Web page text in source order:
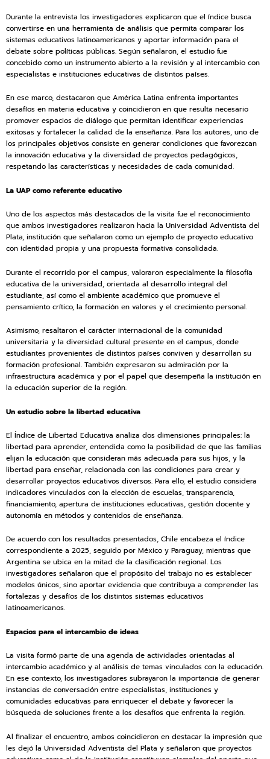
Durante la entrevista los investigadores explicaron que el índice busca
convertirse en una herramienta de análisis que permita comparar los
sistemas educativos latinoamericanos y aportar información para el
debate sobre políticas públicas. Según señalaron, el estudio fue
concebido como un instrumento abierto a la revisión y al intercambio con
especialistas e instituciones educativas de distintos países.
En ese marco, destacaron que América Latina enfrenta importantes
desafíos en materia educativa y coincidieron en que resulta necesario
promover espacios de diálogo que permitan identificar experiencias
exitosas y fortalecer la calidad de la enseñanza. Para los autores, uno de
los principales objetivos consiste en generar condiciones que favorezcan
la innovación educativa y la diversidad de proyectos pedagógicos,
respetando las características y necesidades de cada comunidad.
La UAP como referente educativo
Uno de los aspectos más destacados de la visita fue el reconocimiento
que ambos investigadores realizaron hacia la Universidad Adventista del
Plata, institución que señalaron como un ejemplo de proyecto educativo
con identidad propia y una propuesta formativa consolidada.
Durante el recorrido por el campus, valoraron especialmente la filosofía
educativa de la universidad, orientada al desarrollo integral del
estudiante, así como el ambiente académico que promueve el
pensamiento crítico, la formación en valores y el crecimiento personal.
Asimismo, resaltaron el carácter internacional de la comunidad
universitaria y la diversidad cultural presente en el campus, donde
estudiantes provenientes de distintos países conviven y desarrollan su
formación profesional. También expresaron su admiración por la
infraestructura académica y por el papel que desempeña la institución en
la educación superior de la región.
Un estudio sobre la libertad educativa
El Índice de Libertad Educativa analiza dos dimensiones principales: la
libertad para aprender, entendida como la posibilidad de que las familias
elijan la educación que consideran más adecuada para sus hijos, y la
libertad para enseñar, relacionada con las condiciones para crear y
desarrollar proyectos educativos diversos. Para ello, el estudio considera
indicadores vinculados con la elección de escuelas, transparencia,
financiamiento, apertura de instituciones educativas, gestión docente y
autonomía en métodos y contenidos de enseñanza.
De acuerdo con los resultados presentados, Chile encabeza el índice
correspondiente a 2025, seguido por México y Paraguay, mientras que
Argentina se ubica en la mitad de la clasificación regional. Los
investigadores señalaron que el propósito del trabajo no es establecer
modelos únicos, sino aportar evidencia que contribuya a comprender las
fortalezas y desafíos de los distintos sistemas educativos
latinoamericanos.
Espacios para el intercambio de ideas
La visita formó parte de una agenda de actividades orientadas al
intercambio académico y al análisis de temas vinculados con la educación.
En ese contexto, los investigadores subrayaron la importancia de generar
instancias de conversación entre especialistas, instituciones y
comunidades educativas para enriquecer el debate y favorecer la
búsqueda de soluciones frente a los desafíos que enfrenta la región.
Al finalizar el encuentro, ambos coincidieron en destacar la impresión que
les dejó la Universidad Adventista del Plata y señalaron que proyectos